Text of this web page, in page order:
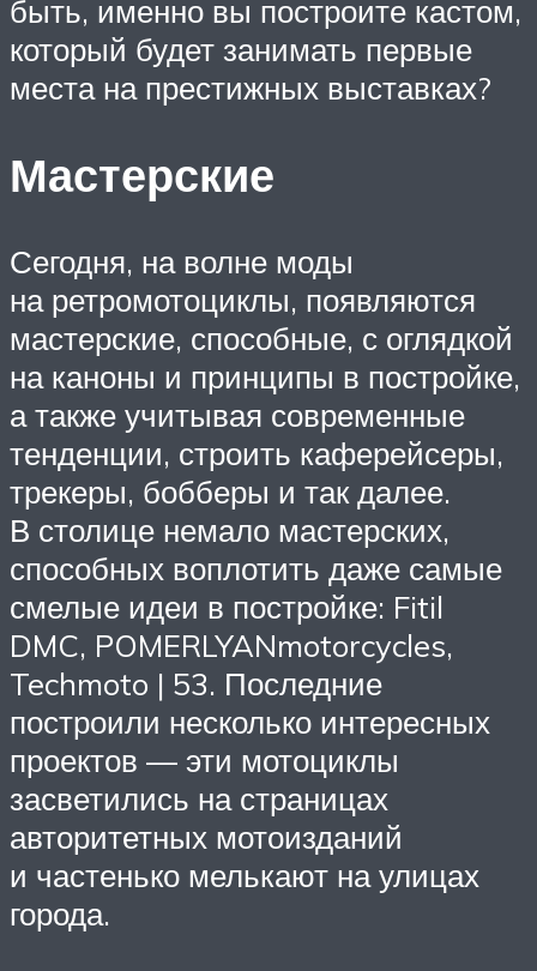
быть, именно вы построите кастом,
который будет занимать первые
места на престижных выставках?
Мастерские
Сегодня, на волне моды
на ретромотоциклы, появляются
мастерские, способные, с оглядкой
на каноны и принципы в постройке,
а также учитывая современные
тенденции, строить каферейсеры,
трекеры, бобберы и так далее.
В столице немало мастерских,
способных воплотить даже самые
смелые идеи в постройке: Fitil
DMC, POMERLYANmotorcycles,
Techmoto | 53. Последние
построили несколько интересных
проектов — эти мотоциклы
засветились на страницах
авторитетных мотоизданий
и частенько мелькают на улицах
города.